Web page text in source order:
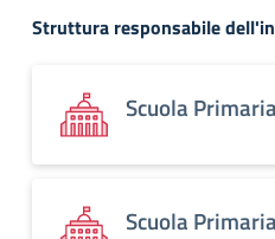
Struttura responsabile
Scuola
Scuola